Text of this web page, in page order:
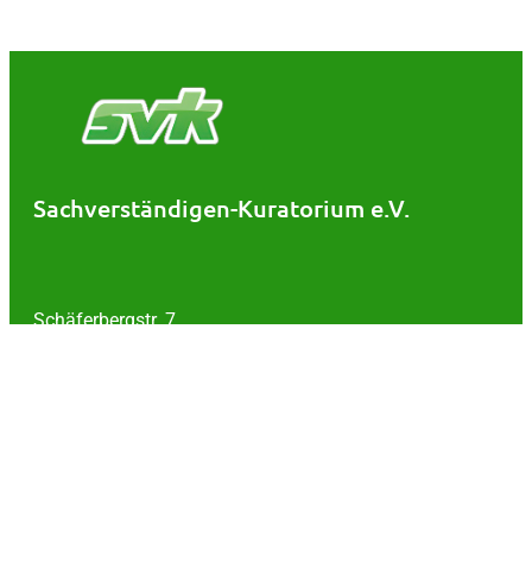
Sachverständigen-Kuratorium e.V.
Schäferbergstr. 7